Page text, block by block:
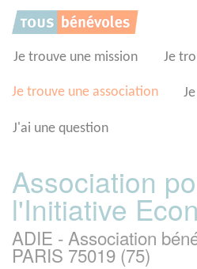
Je trouve une mission Je
Je trouve une association
J'ai une question
Association
l'Initiative
ADIE - Association
PARIS 75019 (75)
Panneau de gestion des cookies